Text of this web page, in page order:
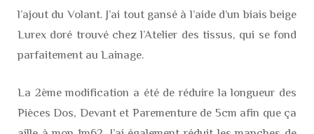
l’ajout du Volant. J’ai tout gansé à l’aide d’un biais beige
Lurex doré trouvé chez l’Atelier des tissus, qui se fond
parfaitement au Lainage.
La 2ème modification a été de réduire la longueur des
Pièces Dos, Devant et Parementure de 5cm afin que ça